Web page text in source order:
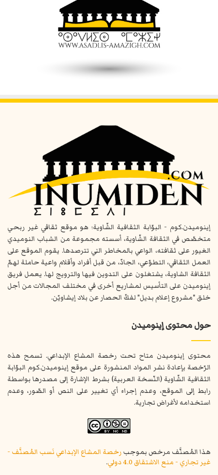
إينوميدن.كوم - البوّابة الثقافية الشّاوية؛ هو موقع ثقافي غير ربحي
متخصّص في الثقافة الشّاوية، أسسته مجموعة من الشباب النوميدي
الغيور على ثقافته، الواعي بالمخاطر التي تترصدها. يقوم الموقع على
العمل الثقافي، التطوّعي، الجادّ، من قبل أفراد وأقلام واعية حاملة لهمّ
الثقافة الشاوية، يشتغلون على التدوين فيها والترويج لها. يعمل فريق
إينوميدن على التأسيس لمشاريع أخرى في مختلف المجالات من أجل
خلق "مشروع إعلام بديل" لفكّ الحصار عن بلاد إيشاويّن.
حول محتوى إينوميدن
محتوى إينوميدن متاح تحت رخصة المشاع الإبداعي. تسمح هذه
الرّخصة بإعادة نشر المواد المنشورة على موقع إينوميدن.كوم البوّابة
الثقافية الشّاوية (النّسخة العربية) بشرط الإشارة إلى مصدرها بواسطة
رابط إلى الموقع، وعدم إجراء أي تغيير على النص أو الصّور، وعدم
استخدامه لأغراض تجارية.
هذا المُصنَّف مرخص بموجب رخصة المشاع الإبداعي نَسب المُصنَّف -
غير تجاري - منع الاشتقاق 4.0 دولي
.